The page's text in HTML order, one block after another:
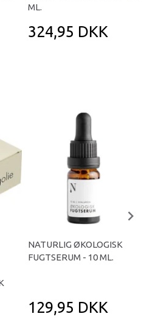
ML.
324,95 DKK
NATURLIG ØKOLOGISK
FUGTSERUM - 10 ML.
129,95 DKK